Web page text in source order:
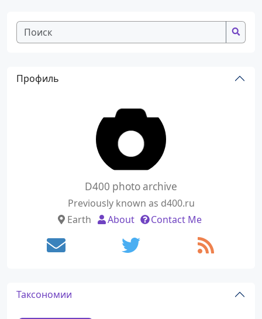
Профиль
D400 photo archive
Previously known as d400.ru
Earth
About Contact Me
Таксономии